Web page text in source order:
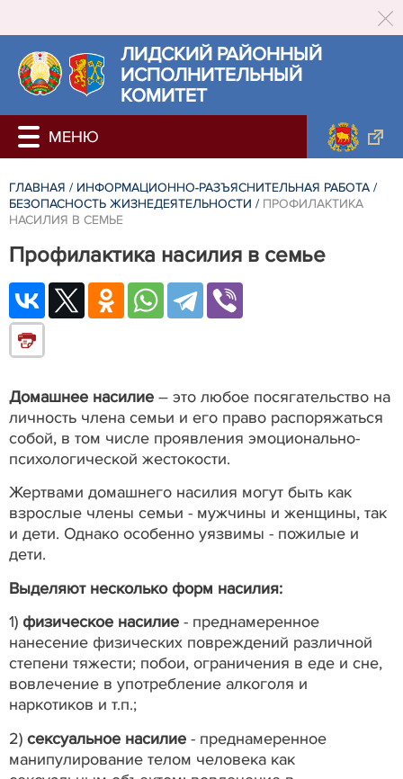
ЛИДСКИЙ РАЙОННЫЙ
ИСПОЛНИТЕЛЬНЫЙ
КОМИТЕТ
ГЛАВНАЯ / ИНФОРМАЦИОННО-РАЗЪЯСНИТЕЛЬНАЯ РАБОТА /
БЕЗОПАСНОСТЬ ЖИЗНЕДЕЯТЕЛЬНОСТИ / ПРОФИЛАКТИКА
НАСИЛИЯ В СЕМЬЕ
Профилактика насилия в семье
Домашнее насилие – это любое посягательство на
личность члена семьи и его право распоряжаться
собой, в том числе проявления эмоционально-
психологической жестокости.
Жертвами домашнего насилия могут быть как
взрослые члены семьи - мужчины и женщины, так
и дети. Однако особенно уязвимы - пожилые и
дети.
Выделяют несколько форм насилия:
1) физическое насилие - преднамеренное
нанесение физических повреждений различной
степени тяжести; побои, ограничения в еде и сне,
вовлечение в употребление алкоголя и
наркотиков и т.п.;
2) сексуальное насилие - преднамеренное
манипулирование телом человека как